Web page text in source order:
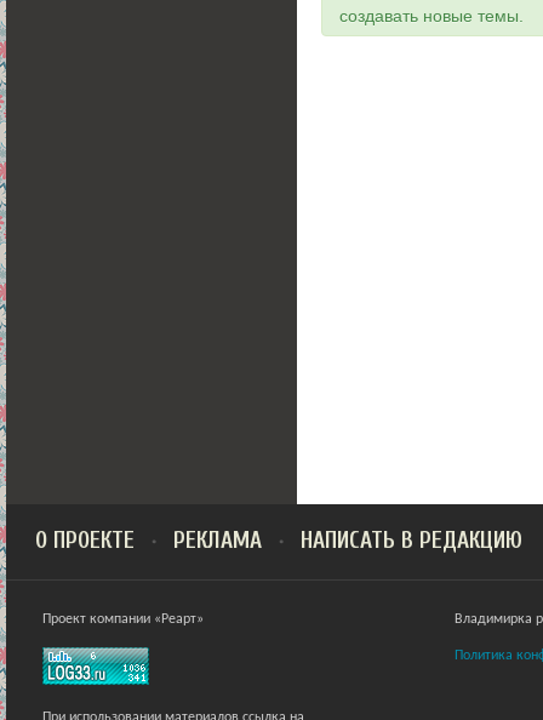
создавать новые темы.
О ПРОЕКТЕ РЕКЛАМА НАПИСАТЬ В РЕДАКЦИЮ
Проект компании «Реарт» Владимирка
Политика